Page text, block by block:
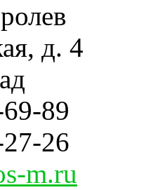
д. 4
89
26
m.ru